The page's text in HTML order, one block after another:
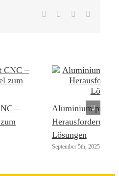
FacebookLinkedInPinterest
–
Aluminium
Lösungen
September 5th, 2025